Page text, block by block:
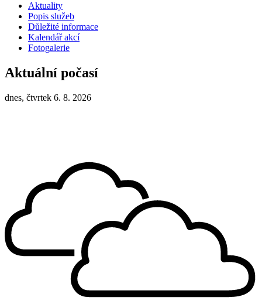
Aktuality
Popis služeb
Důležité informace
Kalendář akcí
Fotogalerie
Aktuální počasí
dnes, čtvrtek 6. 8. 2026